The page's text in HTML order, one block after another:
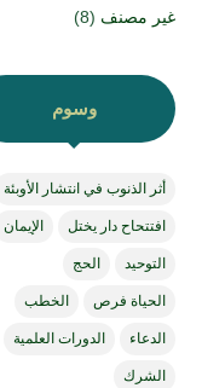
غير مصنف (8)
وسوم
أثر الذنوب في انتشار الأوبئة
افتتحاح دار يختل الإيمان
التوحيد الحج
الحياة فرص الخطب
الدعاء الدورات العلمية
الشرك